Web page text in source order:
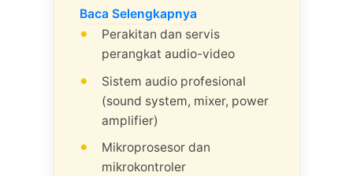
sistem elektronika yang
berhubungan dengan audio
dan video. Ini mencakup
segala hal mulai dari perangkat
rumah tangga sederhana
hingga sistem audio
profesional yang kompleks
untuk konser dan studio
Baca Selengkapnya
Perakitan dan servis
perangkat audio-video
Sistem audio profesional
(sound system, mixer, power
amplifier)
Mikroprosesor dan
mikrokontroler